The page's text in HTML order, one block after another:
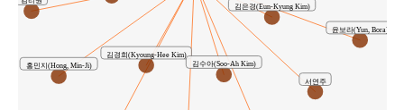
김경희(Kyoung-Hee Kim)
김수아(Soo-Ah Kim)
김은경(Eun-Kyung Kim)
서연주
윤보라(Yun, Bora)
홍민지(Hong, Min-Ji)